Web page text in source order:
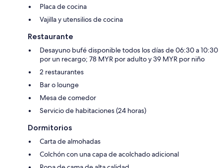
Placa de cocina
Vajilla y utensilios de cocina
Restaurante
Desayuno bufé disponible todos los días de 06:30 a 10:30
por un recargo; 78 MYR por adulto y 39 MYR por niño
2 restaurantes
Bar o lounge
Mesa de comedor
Servicio de habitaciones (24 horas)
Dormitorios
Carta de almohadas
Colchón con una capa de acolchado adicional